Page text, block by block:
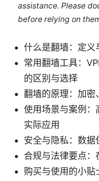
assistance. Please
before relying on
什么是翻墙：定义
常用翻墙工具：
的区别与选择
翻墙的原理：加密
使用场景与案例：
实际应用
安全与隐私：数
合规与法律要点：
购买与使用的小贴